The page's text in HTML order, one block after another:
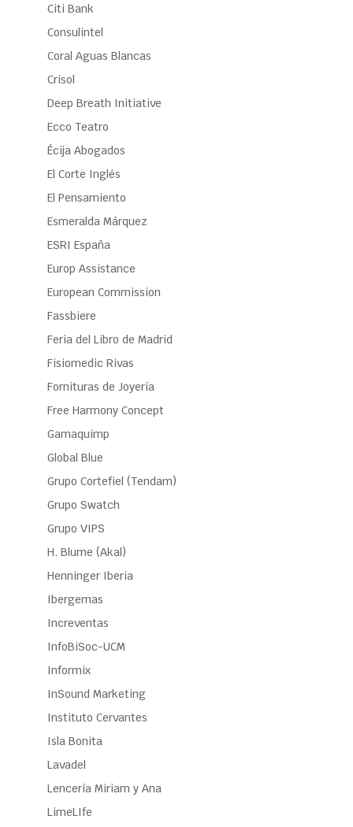
Citi Bank
Consulintel
Coral Aguas Blancas
Crisol
Deep Breath Initiative
Ecco Teatro
Écija Abogados
El Corte Inglés
El Pensamiento
Esmeralda Márquez
ESRI España
Europ Assistance
European Commission
Fassbiere
Feria del Libro de Madrid
Fisiomedic Rivas
Fornituras de Joyería
Free Harmony Concept
Gamaquimp
Global Blue
Grupo Cortefiel (Tendam)
Grupo Swatch
Grupo VIPS
H. Blume (Akal)
Henninger Iberia
Ibergemas
Increventas
InfoBiSoc-UCM
Informix
InSound Marketing
Instituto Cervantes
Isla Bonita
Lavadel
Lencería Miriam y Ana
LimeLIfe